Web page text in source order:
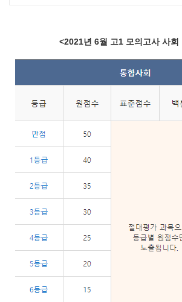
<2021년 6월 고1 모의고사 사회